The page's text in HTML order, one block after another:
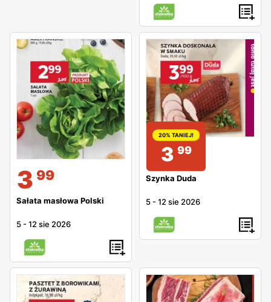
3 99
Sałata masłowa Polski
5 -12 sie 2026
20% TANIEJ!
3 99
Szynka Duda
5 -12 sie 2026